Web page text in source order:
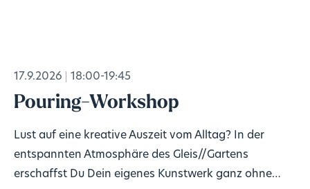
17.9.2026 18:00-19:45
Pouring-Workshop
Lust auf eine kreative Auszeit vom Alltag? In der
entspannten Atmosphäre des Gleis//Gartens
erschaffst Du Dein eigenes Kunstwerk ganz ohne